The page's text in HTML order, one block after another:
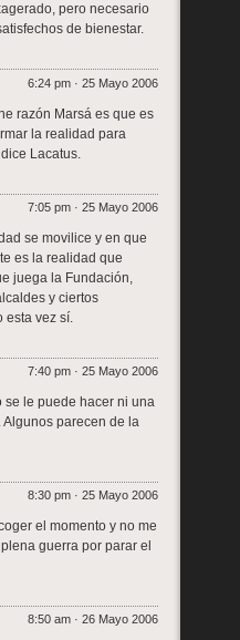
pero necesario
de bienestar.
6:24 pm · 25 Mayo 2006
razón Marsá es que es
la realidad para
Lacatus.
7:05 pm · 25 Mayo 2006
se movilice y en que
es la realidad que
juega la Fundación,
y ciertos
esta vez sí.
7:40 pm · 25 Mayo 2006
se le puede hacer ni una
parecen de la
8:30 pm · 25 Mayo 2006
el momento y no me
guerra por parar el
8:50 am · 26 Mayo 2006